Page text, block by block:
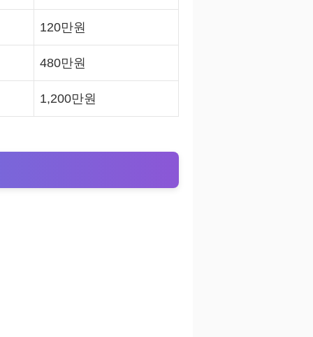
120만원
480만원
1,200만원